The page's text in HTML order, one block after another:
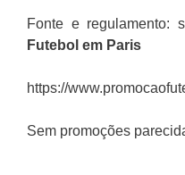
Fonte e regulamento:
Futebol em Paris
https://
Sem promoções